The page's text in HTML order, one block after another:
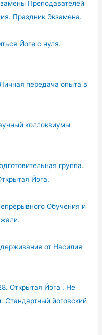
Преподавателей
Праздник Экзамена.
Йоге с нуля.
передача опыта в
коллоквиумы
группа.
Йога.
Обучения и
от Насилия
Открытая Йога . Не
Стандартный йоговский